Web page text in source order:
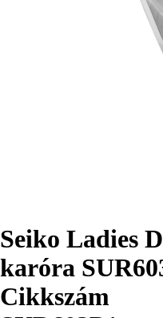
Seiko Ladies
karóra
Cikkszám